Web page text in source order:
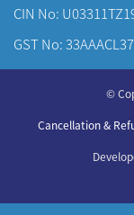
CIN No:
GST No:
About Us
Our Doctors
©
Cancellation &